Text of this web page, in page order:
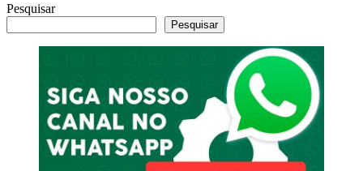
Pesquisar
Pesquisar